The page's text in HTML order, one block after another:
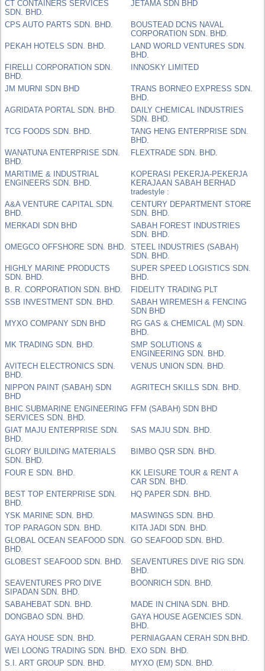
CT CONTAINERS SERVICES
SDN. BHD.
JETAMA SDN BHD
CPS AUTO PARTS SDN. BHD.
BOUSTEAD DCNS NAVAL
CORPORATION SDN. BHD.
PEKAH HOTELS SDN. BHD.
LAND WORLD VENTURES SDN.
BHD.
FIRELLI CORPORATION SDN.
BHD.
INNOSKY LIMITED
JM MURNI SDN BHD
TRANS BORNEO EXPRESS SDN.
BHD.
AGRIDATA PORTAL SDN. BHD.
DAILY CHEMICAL INDUSTRIES
SDN. BHD.
TCG FOODS SDN. BHD.
TANG HENG ENTERPRISE SDN.
BHD.
WANATUNA ENTERPRISE SDN.
BHD.
FLEXTRADE SDN. BHD.
MARITIME & INDUSTRIAL
ENGINEERS SDN. BHD.
KOPERASI PEKERJA-PEKERJA
KERAJAAN SABAH BERHAD
tradestyle :
A&A VENTURE CAPITAL SDN.
BHD.
CENTURY DEPARTMENT STORE
SDN. BHD.
MERKADI SDN BHD
SABAH FOREST INDUSTRIES
SDN. BHD.
OMEGCO OFFSHORE SDN. BHD.
STEEL INDUSTRIES (SABAH)
SDN. BHD.
HIGHLY MARINE PRODUCTS
SDN. BHD.
SUPER SPEED LOGISTICS SDN.
BHD.
B. R. CORPORATION SDN. BHD.
FIDELITY TRADING PLT
SSB INVESTMENT SDN. BHD.
SABAH WIREMESH & FENCING
SDN BHD
MYXO COMPANY SDN BHD
RG GAS & CHEMICAL (M) SDN.
BHD.
MK TRADING SDN. BHD.
SMP SOLUTIONS &
ENGINEERING SDN. BHD.
AVITECH ELECTRONICS SDN.
BHD.
VENUS UNION SDN. BHD.
NIPPON PAINT (SABAH) SDN
BHD
AGRITECH SKILLS SDN. BHD.
BHIC SUBMARINE ENGINEERING
SERVICES SDN. BHD.
FFM (SABAH) SDN BHD
GIAT MAJU ENTERPRISE SDN.
BHD.
SAS MAJU SDN. BHD.
GLORY BUILDING MATERIALS
SDN. BHD.
BIMBO QSR SDN. BHD.
FOUR E SDN. BHD.
KK LEISURE TOUR & RENT A
CAR SDN. BHD.
BEST TOP ENTERPRISE SDN.
BHD.
HQ PAPER SDN. BHD.
YSK MARINE SDN. BHD.
MASWINGS SDN. BHD.
TOP PARAGON SDN. BHD.
KITA JADI SDN. BHD.
GLOBAL OCEAN SEAFOOD SDN.
BHD.
GO SEAFOOD SDN. BHD.
GLOBEST SEAFOOD SDN. BHD.
SEAVENTURES DIVE RIG SDN.
BHD.
SEAVENTURES PRO DIVE
SIPADAN SDN. BHD.
BOONRICH SDN. BHD.
SABAHEBAT SDN. BHD.
MADE IN CHINA SDN. BHD.
DONGBAO SDN. BHD.
GAYA HOUSE AGENCIES SDN.
BHD.
GAYA HOUSE SDN. BHD.
PERNIAGAAN CERAH SDN.BHD.
WEI LOONG TRADING SDN. BHD.
EXO SDN. BHD.
S.I. ART GROUP SDN. BHD.
MYXO (EM) SDN. BHD.